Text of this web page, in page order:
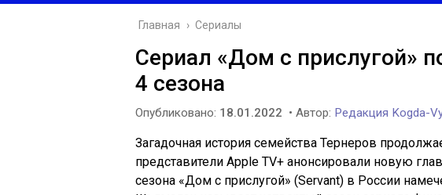
Главная › Сериалы
Сериал «Дом с прислугой»
4 сезона
Опубликовано: 18.01.2022 • Автор: Редакция Kogda-
Загадочная история семейства Тернеров
представители Apple TV+ анонсировали новую
сезона «Дом с прислугой» (Servant) в России